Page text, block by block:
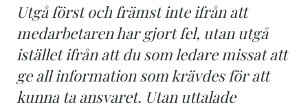
Utgå först och främst inte ifrån att
medarbetaren har gjort fel, utan utgå
istället ifrån att du som ledare missat att
ge all information som krävdes för att
kunna ta ansvaret. Utan uttalade